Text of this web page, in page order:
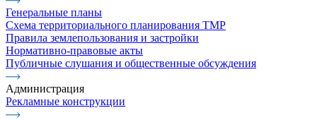
Генеральные планы
Схема территориального планирования ТМР
Правила землепользования и застройки
Нормативно-правовые акты
Публичные слушания и общественные обсуждения
Администрация
Рекламные конструкции